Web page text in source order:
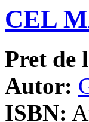
CEL
Pret de
Autor:
ISBN: